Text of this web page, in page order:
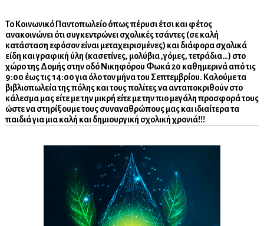
Το Κοινωνικό Παντοπωλείο όπως πέρυσι έτσι και φέτος
ανακοινώνει ότι συγκεντρώνει σχολικές τσάντες (σε καλή
κατάσταση εφόσον είναι μεταχειρισμένες) και διάφορα σχολικά
είδη και γραφική ύλη (κασετίνες, μολύβια ,γόμες, τετράδια…) στο
χώρο της Δομής στην οδό Νικηφόρου Φωκά 20 καθημερινά από τις
9:00 έως τις 14:00 για όλο τον μήνα του Σεπτεμβρίου. Καλούμε τα
βιβλιοπωλεία της πόλης και τους πολίτες να ανταποκριθούν στο
κάλεσμα μας είτε με την μικρή είτε με την πιο μεγάλη προσφορά τους
ώστε να στηρίξουμε τους συναναθρώπους μας και ιδιαίτερα τα
παιδιά για μια καλή και δημιουργική σχολική χρονιά!!!